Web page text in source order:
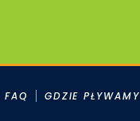
GDZIE PŁYWAMY